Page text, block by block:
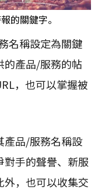
的關鍵字。
名稱設定為關鍵
的產品/服務的帖
，也可以掌握被
產品/服務名稱設
手的聲譽、新服
，也可以收集交